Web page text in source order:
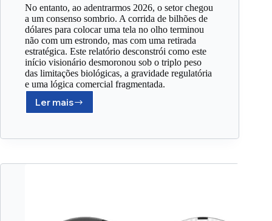
No entanto, ao adentrarmos 2026, o setor chegou
a um consenso sombrio. A corrida de bilhões de
dólares para colocar uma tela no olho terminou
não com um estrondo, mas com uma retirada
estratégica. Este relatório desconstrói como este
início visionário desmoronou sob o triplo peso
das limitações biológicas, a gravidade regulatória
e uma lógica comercial fragmentada.
Ler mais